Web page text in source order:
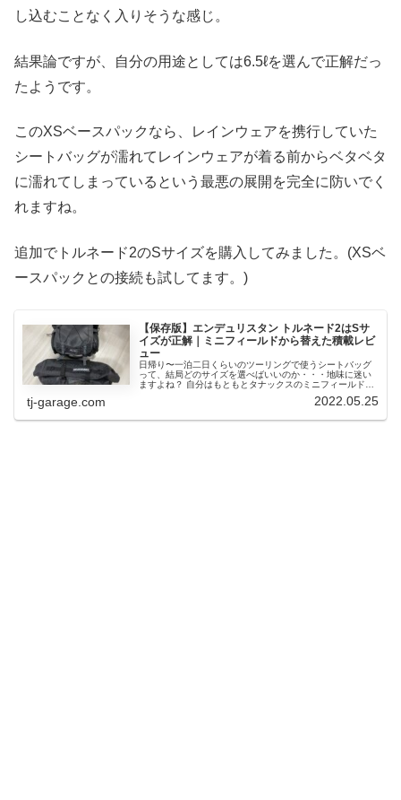
し込むことなく入りそうな感じ。
結果論ですが、自分の用途としては6.5ℓを選んで正解だっ
たようです。
このXSベースパックなら、レインウェアを携行していた
シートバッグが濡れてレインウェアが着る前からベタベタ
に濡れてしまっているという最悪の展開を完全に防いでく
れますね。
追加でトルネード2のSサイズを購入してみました。(XSベ
ースパックとの接続も試してます。)
【保存版】エンデュリスタン トルネード2はSサ
イズが正解｜ミニフィールドから替えた積載レビ
ュー
日帰り〜一泊二日くらいのツーリングで使うシートバッグ
って、結局どのサイズを選べばいいのか・・・地味に迷い
ますよね？ 自分はもともとタナックスのミニフィールドシ
tj-garage.com 2022.05.25